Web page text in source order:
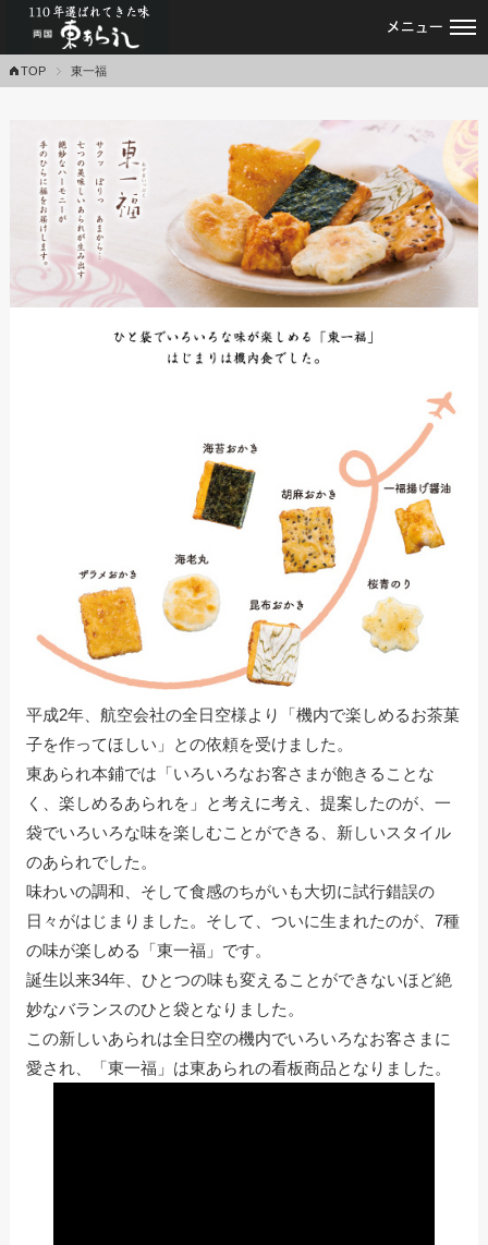
TOP 東一福
平成2年、航空会社の全日空様より「機内で楽しめるお茶菓
子を作ってほしい」との依頼を受けました。
東あられ本鋪では「いろいろなお客さまが飽きることな
く、楽しめるあられを」と考えに考え、提案したのが、一
袋でいろいろな味を楽しむことができる、新しいスタイル
のあられでした。
味わいの調和、そして食感のちがいも大切に試行錯誤の
日々がはじまりました。そして、ついに生まれたのが、7種
の味が楽しめる「東一福」です。
誕生以来34年、ひとつの味も変えることができないほど絶
妙なバランスのひと袋となりました。
この新しいあられは全日空の機内でいろいろなお客さまに
愛され、「東一福」は東あられの看板商品となりました。